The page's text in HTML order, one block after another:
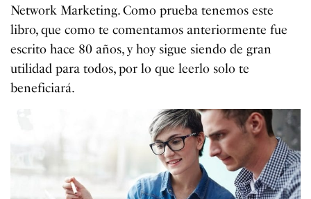
Network Marketing. Como prueba tenemos este
libro, que como te comentamos anteriormente fue
escrito hace 80 años, y hoy sigue siendo de gran
utilidad para todos, por lo que leerlo solo te
beneficiará.